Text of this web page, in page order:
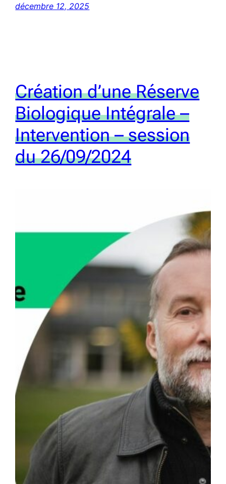
décembre 12, 2025
Création d’une Réserve
Biologique Intégrale –
Intervention – session
du 26/09/2024